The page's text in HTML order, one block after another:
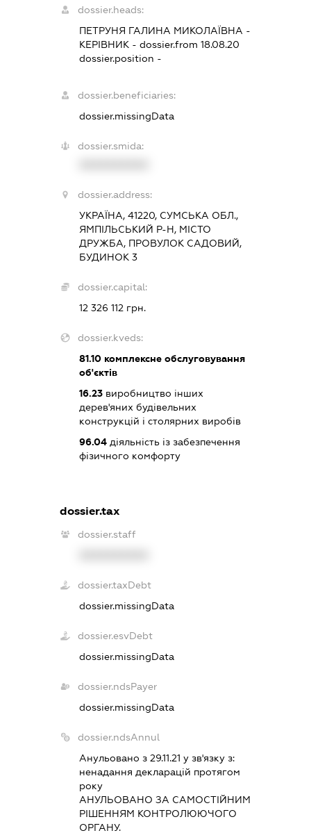
dossier.heads:
ПЕТРУНЯ ГАЛИНА МИКОЛАЇВНА -
КЕРІВНИК - dossier.from 18.08.20
dossier.position -
dossier.beneficiaries:
dossier.missingData
dossier.smida:
dossier.address:
УКРАЇНА, 41220, СУМСЬКА ОБЛ.,
ЯМПІЛЬСЬКИЙ Р-Н, МІСТО
ДРУЖБА, ПРОВУЛОК САДОВИЙ,
БУДИНОК 3
dossier.capital:
12 326 112 грн.
dossier.kveds:
81.10комплексне обслуговування
об'єктів
16.23виробництво інших
дерев'яних будівельних
конструкцій і столярних виробів
96.04діяльність із забезпечення
фізичного комфорту
dossier.tax
dossier.staff
dossier.taxDebt
dossier.missingData
dossier.esvDebt
dossier.missingData
dossier.ndsPayer
dossier.missingData
dossier.ndsAnnul
Анульовано з 29.11.21 у зв'язку з:
ненадання декларацiй протягом
року
АНУЛЬОВАНО ЗА САМОСТIЙНИМ
РIШЕННЯМ КОНТРОЛЮЮЧОГО
ОРГАНУ.